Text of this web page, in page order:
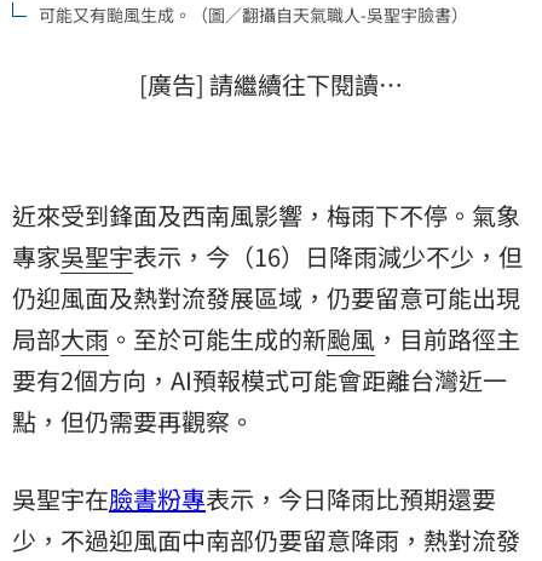
可能又有颱風生成。（圖／翻攝自天氣職人-吳聖宇臉書）
[廣告] 請繼續往下閱讀…
近來受到鋒面及西南風影響，梅雨下不停。氣象
專家吳聖宇表示，今（16）日降雨減少不少，但
仍迎風面及熱對流發展區域，仍要留意可能出現
局部大雨 。至於可能生成的新颱風 ，目前路徑主
要有2個方向，AI預報模式可能會距離台灣近一
點，但仍需要再觀察。
吳聖宇在臉書粉專表示，今日降雨比預期還要
少，不過迎風面中南部仍要留意降雨，熱對流發